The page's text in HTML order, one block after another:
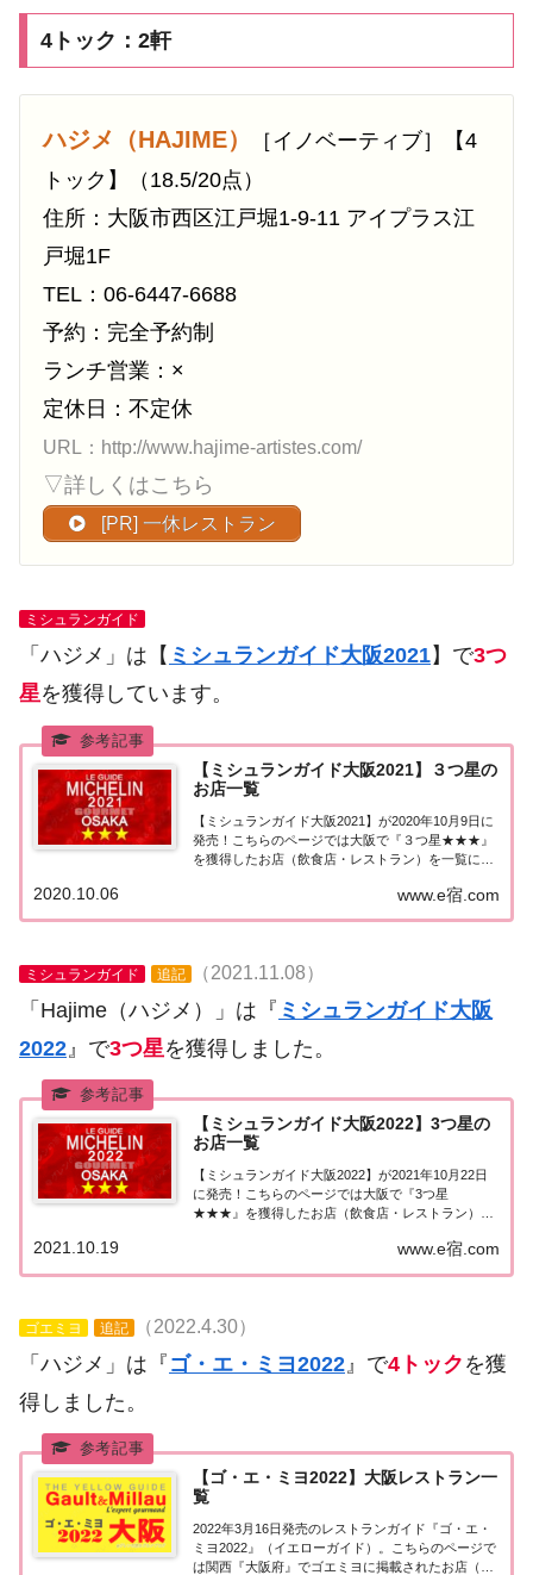
4トック：2軒
ハジメ（HAJIME）
［イノベーティブ］【4
トック】（18.5/20点）
住所：大阪市西区江戸堀1-9-11 アイプラス江
戸堀1F
TEL：06-6447-6688
予約：完全予約制
ランチ営業：×
定休日：不定休
URL：http://www.hajime-artistes.com/
▽詳しくはこちら
[PR] 一休レストラン
ミシュランガイド
「ハジメ」は【 ミシュランガイド大阪2021】で3つ
星を獲得しています。
【ミシュランガイド大阪2021】３つ星の
お店一覧
【ミシュランガイド大阪2021】が2020年10月9日に
発売！こちらのページでは大阪で『３つ星★★★』
を獲得したお店（飲食店・レストラン）を一覧にま
ミシュランガイド大阪2021で「３つ星★★★」を獲
得したお店は3軒。追記 2022...
www.e宿.com
2020.10.06
ミシュランガイド 追記 （2021.11.08）
「Hajime（ハジメ）」は『 ミシュランガイド大阪
2022 』で3つ星を獲得しました。
【ミシュランガイド大阪2022】3つ星の
お店一覧
【ミシュランガイド大阪2022】が2021年10月22日
に発売！こちらのページでは大阪で『3つ星
★★★』を獲得したお店（飲食店・レストラン）を
2022『3つ星』ミシュランガイド大阪2022で「3つ
www.e宿.com
2021.10.19
ゴエミヨ 追記 （2022.4.30）
「ハジメ」は『 ゴ・エ・ミヨ2022 』で4トック を獲
得しました。
【ゴ・エ・ミヨ2022】大阪レストラン一
覧
2022年3月16日発売のレストランガイド『ゴ・エ・
ミヨ2022』（イエローガイド）。こちらのページで
は関西『大阪府』でゴエミヨに掲載されたお店（飲